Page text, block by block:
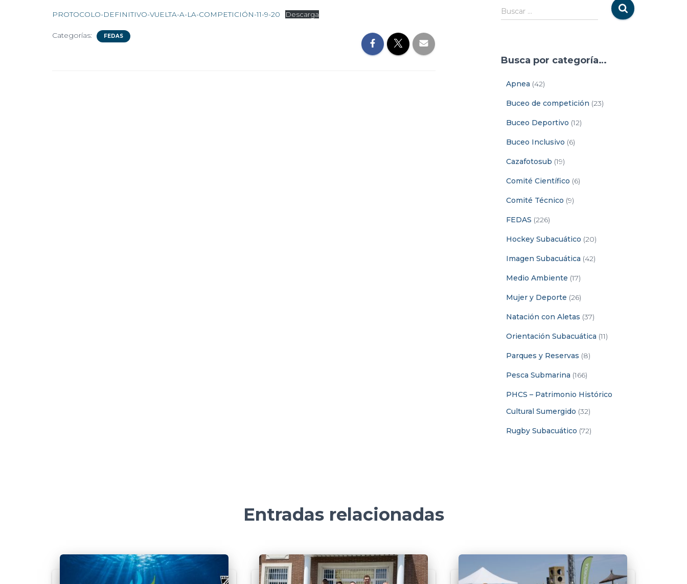
PROTOCOLO-DEFINITIVO-VUELTA-A-LA-COMPETICIÓN-11-9-20 Descarga
Categorías: FEDAS
Buscar …
Busca por categoría…
Apnea (42)
Buceo de competición (23)
Buceo Deportivo (12)
Buceo Inclusivo (6)
Cazafotosub (19)
Comité Científico (6)
Comité Técnico (9)
FEDAS (226)
Hockey Subacuático (20)
Imagen Subacuática (42)
Medio Ambiente (17)
Mujer y Deporte (26)
Natación con Aletas (37)
Orientación Subacuática (11)
Parques y Reservas (8)
Pesca Submarina (166)
PHCS – Patrimonio Histórico
Cultural Sumergido (32)
Rugby Subacuático (72)
Entradas relacionadas